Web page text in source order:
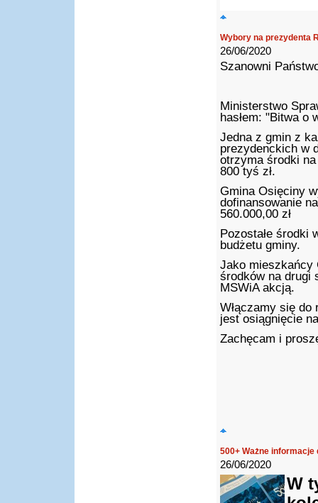
Wybory na prezydenta
26/06/2020
Szanowni
Ministerstwo
hasłem: "Bitwa o
Jedna z gmin z
prezydenckich w
otrzyma środki
800 tyś zł.
Gmina Osięciny
dofinansowanie
560.000,00 zł
Pozostałe środki
budżetu gminy.
Jako mieszkańcy
środków na drugi
MSWiA akcją.
Włączamy się
jest osiągnięcie
Zachęcam i
500+ Ważne informacje
26/06/2020
W